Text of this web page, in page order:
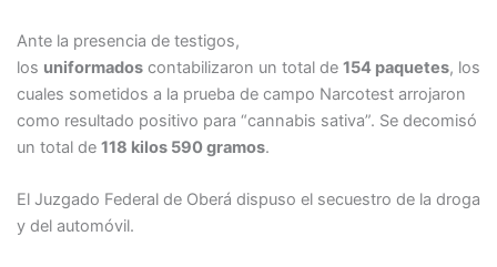
Ante la presencia de testigos,
los uniformadoscontabilizaron un total de 154 paquetes, los
cuales sometidos a la prueba de campo Narcotest arrojaron
como resultado positivo para “cannabis sativa”. Se decomisó
un total de 118 kilos 590 gramos.
El Juzgado Federal de Oberá dispuso el secuestro de la droga
y del automóvil.